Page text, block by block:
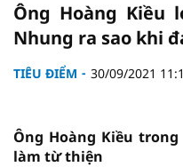
Ông Hoàng Kiều
Nhung ra sao khi
TIÊU ĐIỂM 30/09/2021
Ông Hoàng Kiều
làm từ thiện